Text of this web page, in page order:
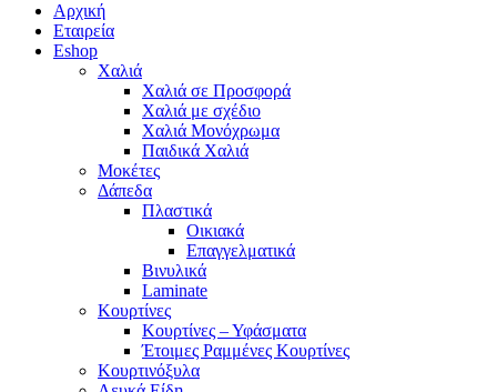
Αρχική
Εταιρεία
Eshop
Χαλιά
Χαλιά σε Προσφορά
Χαλιά με σχέδιο
Χαλιά Μονόχρωμα
Παιδικά Χαλιά
Μοκέτες
Δάπεδα
Πλαστικά
Οικιακά
Επαγγελματικά
Βινυλικά
Laminate
Κουρτίνες
Κουρτίνες – Υφάσματα
Έτοιμες Ραμμένες Κουρτίνες
Κουρτινόξυλα